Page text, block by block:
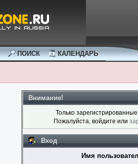
ПОИСК КАЛЕНДАРЬ
Внимание!
Только
Пожалуйста, войдите или
Вход
Имя